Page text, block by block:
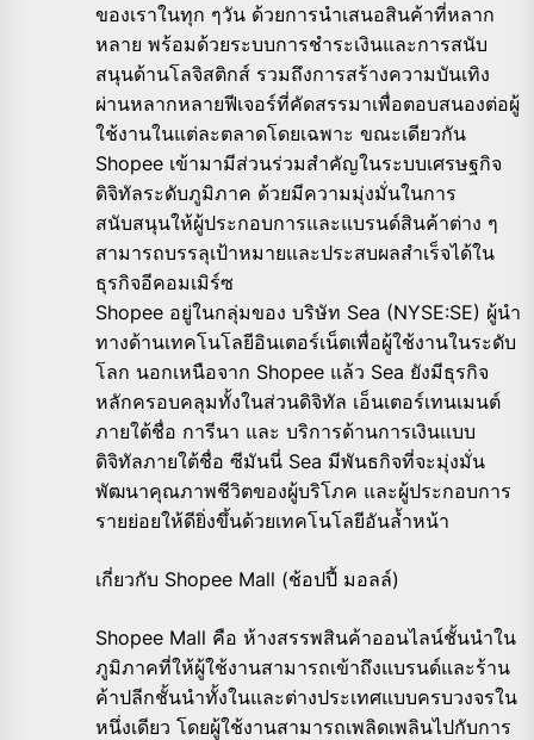
ของเราในทุก ๆวัน ด้วยการนำเสนอสินค้าที่หลาก
หลาย พร้อมด้วยระบบการชำระเงินและการสนับ
สนุนด้านโลจิสติกส์ รวมถึงการสร้างความบันเทิง
ผ่านหลากหลายฟีเจอร์ที่คัดสรรมาเพื่อตอบสนองต่อผู้
ใช้งานในแต่ละตลาดโดยเฉพาะ ขณะเดียวกัน
Shopee เข้ามามีส่วนร่วมสำคัญในระบบเศรษฐกิจ
ดิจิทัลระดับภูมิภาค ด้วยมีความมุ่งมั่นในการ
สนับสนุนให้ผู้ประกอบการและแบรนด์สินค้าต่าง ๆ
สามารถบรรลุเป้าหมายและประสบผลสำเร็จได้ใน
ธุรกิจอีคอมเมิร์ซ
Shopee อยู่ในกลุ่มของ บริษัท Sea (NYSE:SE) ผู้นำ
ทางด้านเทคโนโลยีอินเตอร์เน็ตเพื่อผู้ใช้งานในระดับ
โลก นอกเหนือจาก Shopee แล้ว Sea ยังมีธุรกิจ
หลักครอบคลุมทั้งในส่วนดิจิทัล เอ็นเตอร์เทนเมนต์
ภายใต้ชื่อ การีนา และ บริการด้านการเงินแบบ
ดิจิทัลภายใต้ชื่อ ซีมันนี่ Sea มีพันธกิจที่จะมุ่งมั่น
พัฒนาคุณภาพชีวิตของผู้บริโภค และผู้ประกอบการ
รายย่อยให้ดียิ่งขึ้นด้วยเทคโนโลยีอันล้ำหน้า
เกี่ยวกับ Shopee Mall (ช้อปปี้ มอลล์)
Shopee Mall คือ ห้างสรรพสินค้าออนไลน์ชั้นนำใน
ภูมิภาคที่ให้ผู้ใช้งานสามารถเข้าถึงแบรนด์และร้าน
ค้าปลีกชั้นนำทั้งในและต่างประเทศแบบครบวงจรใน
หนึ่งเดียว โดยผู้ใช้งานสามารถเพลิดเพลินไปกับการ